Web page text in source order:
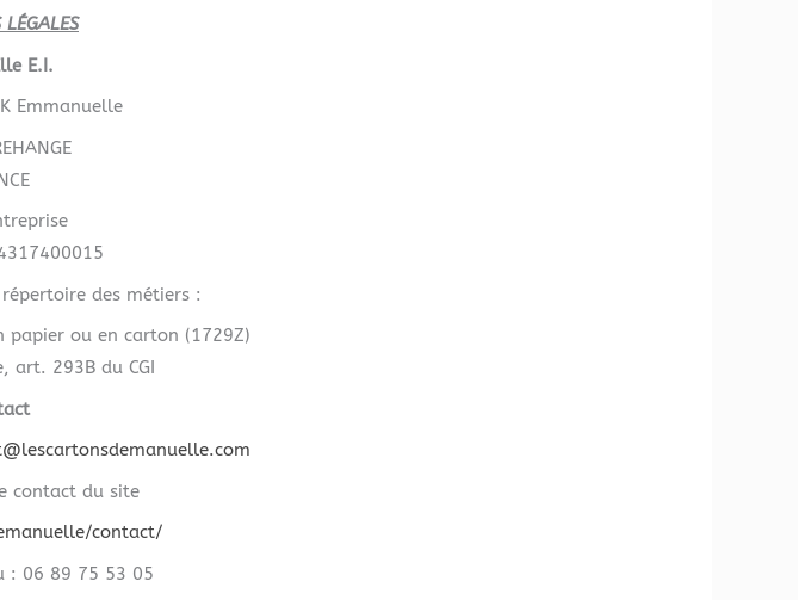
E.I.
Emmanuelle
des métiers :
papier ou en carton (1729Z)
art. 293B du CGI
contact du site
contact/
: 06 89 75 53 05